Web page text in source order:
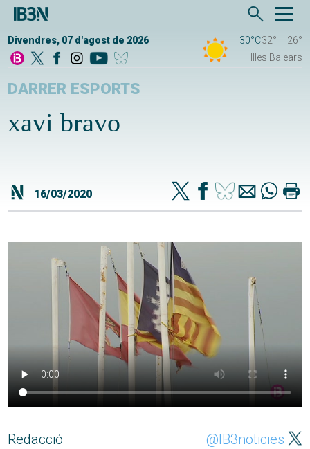
Divendres, 07 d'agost de 2026 30°C32°
26°
Illes Balears
DARRER ESPORTS
xavi bravo
16/03/2020
Redacció @IB3noticies